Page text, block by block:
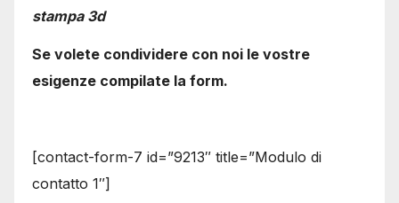
stampa 3d
Se volete condividere con noi le vostre
esigenze compilate la form.
[contact-form-7 id=”9213″ title=”Modulo di
contatto 1″]